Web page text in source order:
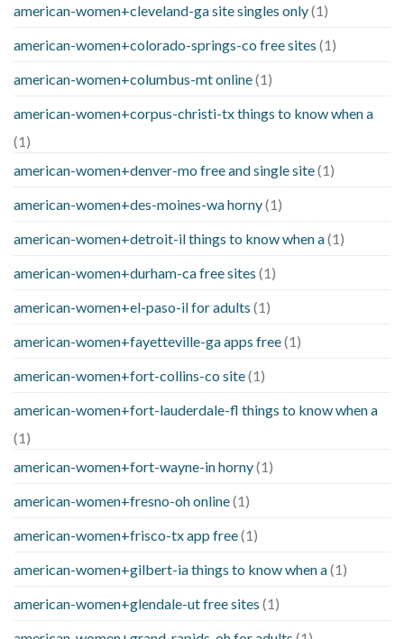
american-women+cleveland-ga site singles only(1)
american-women+colorado-springs-co free sites (1)
american-women+columbus-mt online(1)
american-women+corpus-christi-tx things to know when a
(1)
american-women+denver-mo free and single site(1)
american-women+des-moines-wa horny(1)
american-women+detroit-il things to know when a(1)
american-women+durham-ca free sites (1)
american-women+el-paso-il for adults (1)
american-women+fayetteville-ga apps free(1)
american-women+fort-collins-co site(1)
american-women+fort-lauderdale-fl things to know when a
(1)
american-women+fort-wayne-in horny(1)
american-women+fresno-oh online(1)
american-women+frisco-tx app free(1)
american-women+gilbert-ia things to know when a(1)
american-women+glendale-ut free sites (1)